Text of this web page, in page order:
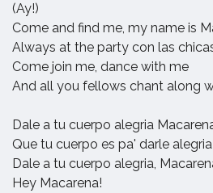
(Ay!)
Come and find me, my name is
Always at the party con las
Come join me, dance with me
And all you fellows chant along
Dale a tu cuerpo alegria
Que tu cuerpo es pa' darle
Dale a tu cuerpo alegria,
Hey Macarena!